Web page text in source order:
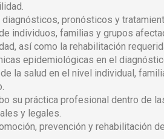
diagnósticos, pronósticos y
individuos, familias y grupos
así como la rehabilitación
epidemiológicas en el
la salud en el nivel individual,
su práctica profesional dentro de
y legales.
prevención y rehabilitación